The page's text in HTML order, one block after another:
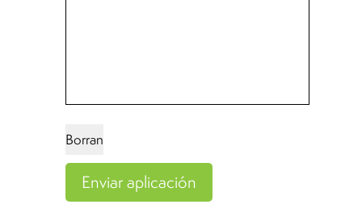
Borran
Enviar aplicación